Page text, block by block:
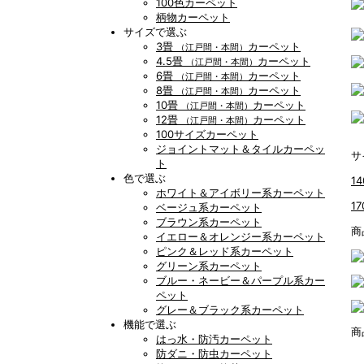
柄物カーペット
サイズで選ぶ
3畳
（江戸間・本間） カーペット
4.5畳
（江戸間・本間） カーペット
6畳
（江戸間・本間） カーペット
8畳
（江戸間・本間） カーペット
10畳
（江戸間・本間） カーペット
12畳
（江戸間・本間） カーペット
100サイズカーペット
ジョイントマット＆タイルカーペッ
ト
色で選ぶ
ホワイト＆アイボリー系カーペット
ベージュ系カーペット
ブラウン系カーペット
イエロー＆オレンジー系カーペット
ピンク＆レッド系カーペット
グリーン系カーペット
ブルー・ネービー＆パープル系カー
ペット
グレー＆ブラック系カーペット
機能で選ぶ
はっ水・防汚カーペット
防ダニ・防虫カーペット
サ
商
商